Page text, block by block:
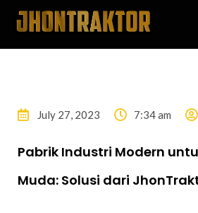
July 27, 2023 7:34 am
Pabrik Industri Modern
Muda: Solusi dari